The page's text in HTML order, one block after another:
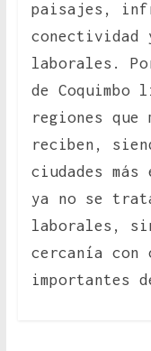
paisajes,
conectividad
laborales.
de
regiones que
reciben,
ciudades
ya no se
laborales,
cercanía con
importantes